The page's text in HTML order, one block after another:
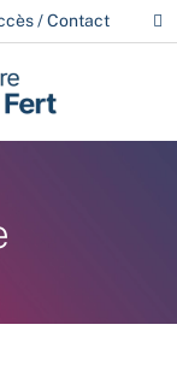
/ Contact